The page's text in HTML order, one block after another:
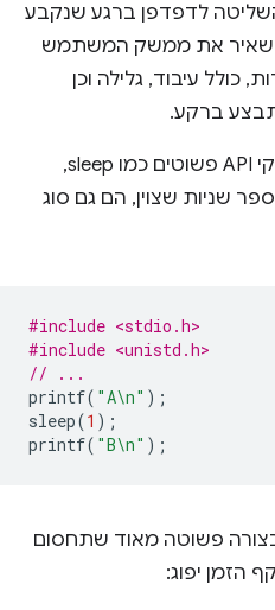
לדפדפן ברגע שנקבע
את ממשק המשתמש
כולל עיבוד, גלילה וכן
ברקע.
כדוגמה אחרונה, אפילו ממשקי API פשוטים כמו sleep,
שניות שצוין, הם גם סוג
#include <stdio.h>
#include <unistd.h>
// ...
printf( "A\n" );
sleep(1 );
printf( "B\n" );
פשוטה מאוד שתחסום
הזמן יפוג: